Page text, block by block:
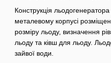
Конструкція
металевому корпусі
розміру льоду, визначення
льоду та ківш для льоду.
зайвої води.